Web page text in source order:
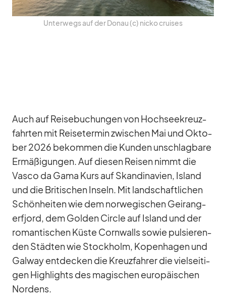
Un­ter­wegs auf der Do­nau (c) nicko crui­ses
Auch auf Rei­se­bu­chun­gen von Hoch­see­kreuz­
fahr­ten mit Rei­se­ter­min zwi­schen Mai und Ok­to­
ber 2026 be­kom­men die Kun­den un­schlag­bare
Er­mä­ßi­gun­gen. Auf die­sen Rei­sen nimmt die
Vasco da Gama Kurs auf Skan­di­na­vien, Is­land
und die Bri­ti­schen In­seln. Mit land­schaft­li­chen
Schön­hei­ten wie dem nor­we­gi­schen Ge­i­rang­
erfjord, dem Gol­den Cir­cle auf Is­land und der
ro­man­ti­schen Küste Corn­walls so­wie pul­sie­ren­
den Städ­ten wie Stock­holm, Ko­pen­ha­gen und
Gal­way ent­de­cken die Kreuz­fah­rer die viel­sei­ti­
gen High­lights des ma­gi­schen eu­ro­päi­schen
Nor­dens.